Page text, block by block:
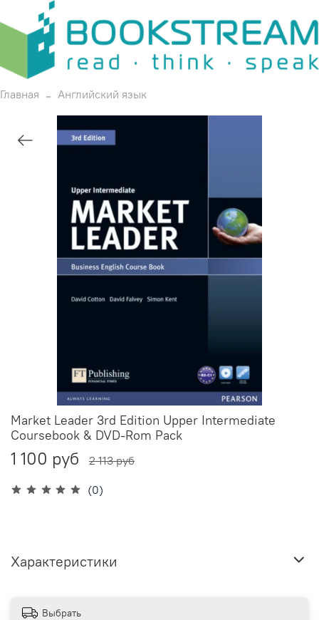
Главная Английский язык
(0)
Market Leader 3rd Edition Upper Intermediate
Coursebook & DVD-Rom Pack
1 100 руб 2 113 руб
Характеристики
Выбрать